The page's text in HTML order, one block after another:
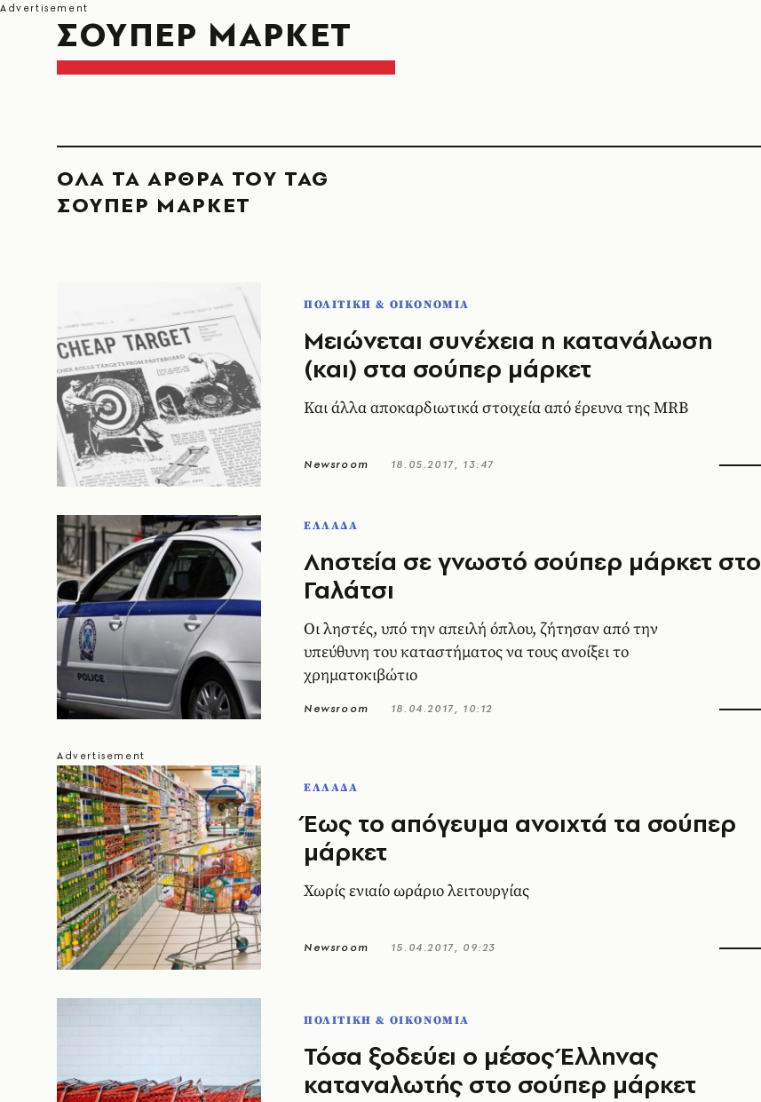
ΣΟΥΠΕΡ ΜΑΡΚΕΤ
ΟΛΑ ΤΑ ΑΡΘΡΑ ΤΟΥ TAG
ΣΟΥΠΕΡ ΜΑΡΚΕΤ
ΠΟΛΙΤΙΚΗ & ΟΙΚΟΝΟΜΙΑ
Μειώνεται συνέχεια η κατανάλωση
(και) στα σούπερ μάρκετ
Και άλλα αποκαρδιωτικά στοιχεία από έρευνα της MRB
Newsroom 18.05.2017, 13:47
ΕΛΛΑΔΑ
Ληστεία σε γνωστό σούπερ μάρκετ στο
Γαλάτσι
Οι ληστές, υπό την απειλή όπλου, ζήτησαν από την
υπεύθυνη του καταστήματος να τους ανοίξει το
χρηματοκιβώτιο
Newsroom 18.04.2017, 10:12
ΕΛΛΑΔΑ
Έως το απόγευμα ανοιχτά τα σούπερ
μάρκετ
Χωρίς ενιαίο ωράριο λειτουργίας
Newsroom 15.04.2017, 09:23
ΠΟΛΙΤΙΚΗ & ΟΙΚΟΝΟΜΙΑ
Τόσα ξοδεύει ο μέσος Έλληνας
καταναλωτής στο σούπερ μάρκετ